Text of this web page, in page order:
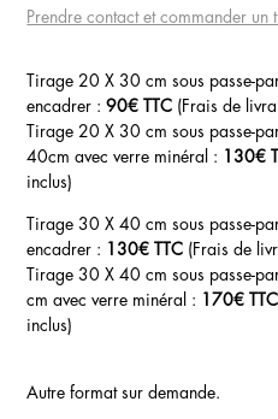
Prendre contact et commander un
Tirage 20 X 30 cm sous passe-
encadrer :90€ TTC (Frais de
Tirage 20 X 30 cm sous passe-
40cm avec verre minéral : 130€
inclus)
Tirage 30 X 40 cm sous passe-
encadrer : 130€ TTC (Frais de
Tirage 30 X 40 cm sous passe-
cm avec verre minéral : 170€ TTC
inclus)
Autre format sur demande.